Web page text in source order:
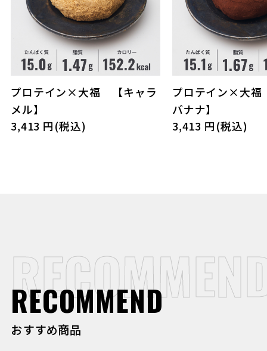
プロテイン×大福 【キャラ
メル】
3,413 円(税込)
プロテイン×大
バナナ】
3,413 円(税込)
RECOMMEND
おすすめ商品